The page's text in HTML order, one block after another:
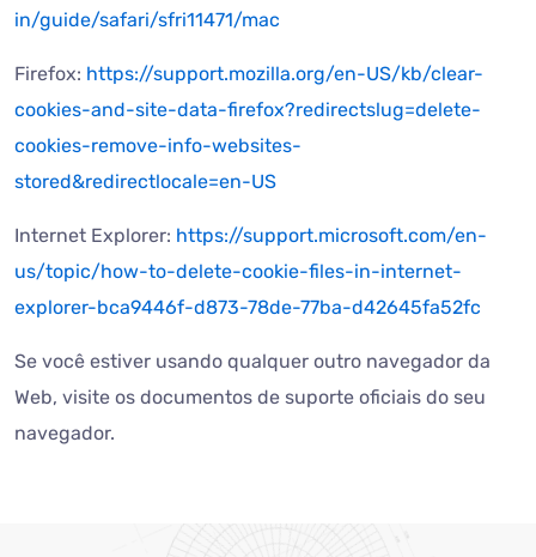
in/guide/safari/sfri11471/mac
Firefox: https://support.mozilla.org/en-US/kb/clear-
cookies-and-site-data-firefox?redirectslug=delete-
cookies-remove-info-websites-
stored&redirectlocale=en-US
Internet Explorer: https://support.microsoft.com/en-
us/topic/how-to-delete-cookie-files-in-internet-
explorer-bca9446f-d873-78de-77ba-d42645fa52fc
Se você estiver usando qualquer outro navegador da
Web, visite os documentos de suporte oficiais do seu
navegador.